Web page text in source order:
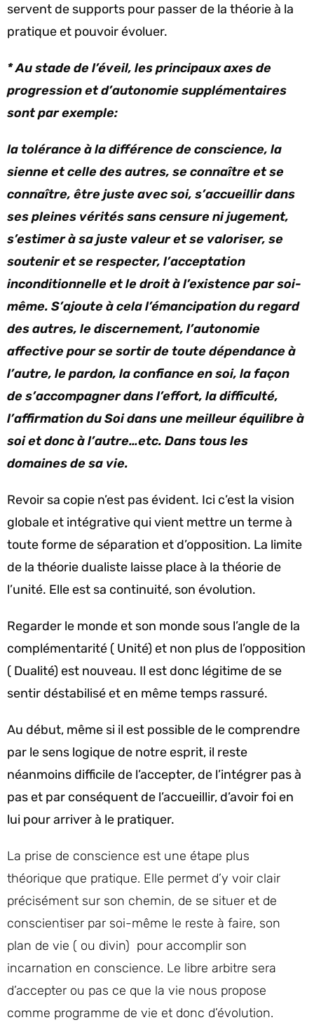
servent de supports pour passer de la théorie à la
pratique et pouvoir évoluer.
*Au stade de l’éveil, les principaux axes de
progression et d’autonomie supplémentaires
sont par exemple:
la tolérance à la différence de conscience, la
sienne et celle des autres, se connaître et se
connaître, être juste avec soi, s’accueillir dans
ses pleines vérités sans censure ni jugement,
s’estimer à sa juste valeur et se valoriser, se
soutenir et se respecter, l’acceptation
inconditionnelle et le droit à l’existence par soi-
même. S’ajoute à cela l’émancipation du regard
des autres, le discernement, l’autonomie
affective pour se sortir de toute dépendance à
l’autre, le pardon, la confiance en soi, la façon
de s’accompagner dans l’effort, la difficulté,
l’affirmation du Soi dans une meilleur équilibre à
soi et donc à l’autre…etc. Dans tous les
domaines de sa vie.
Revoir sa copie n’est pas évident. Ici c’est la vision
globale et intégrative qui vient mettre un terme à
toute forme de séparation et d’opposition. La limite
de la théorie dualiste laisse place à la théorie de
l’unité. Elle est sa continuité, son évolution.
Regarder le monde et son monde sous l’angle de la
complémentarité ( Unité) et non plus de l’opposition
( Dualité) est nouveau. Il est donc légitime de se
sentir déstabilisé et en même temps rassuré.
Au début, même si il est possible de le comprendre
par le sens logique de notre esprit, il reste
néanmoins difficile de l’accepter, de l’intégrer pas à
pas et par conséquent de l’accueillir, d’avoir foi en
lui pour arriver à le pratiquer.
La prise de conscience est une étape plus
théorique que pratique. Elle permet d’y voir clair
précisément sur son chemin, de se situer et de
conscientiser par soi-même le reste à faire, son
plan de vie ( ou divin) pour accomplir son
incarnation en conscience. Le libre arbitre sera
d’accepter ou pas ce que la vie nous propose
comme programme de vie et donc d’évolution.